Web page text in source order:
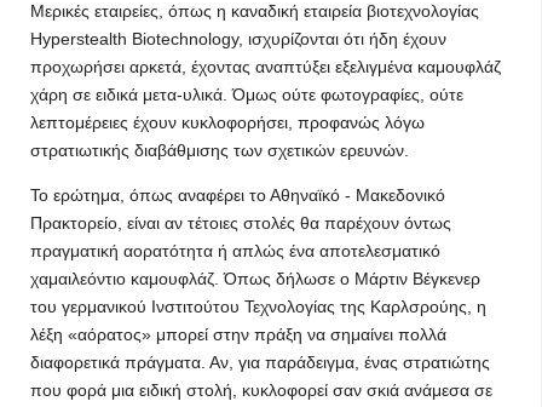
Μερικές εταιρείες, όπως η καναδική εταιρεία βιοτεχνολογίας
Hyperstealth Biotechnology, ισχυρίζονται ότι ήδη έχουν
προχωρήσει αρκετά, έχοντας αναπτύξει εξελιγμένα καμουφλάζ
χάρη σε ειδικά μετα-υλικά. Όμως ούτε φωτογραφίες, ούτε
λεπτομέρειες έχουν κυκλοφορήσει, προφανώς λόγω
στρατιωτικής διαβάθμισης των σχετικών ερευνών.
Το ερώτημα, όπως αναφέρει το Αθηναϊκό - Μακεδονικό
Πρακτορείο, είναι αν τέτοιες στολές θα παρέχουν όντως
πραγματική αορατότητα ή απλώς ένα αποτελεσματικό
χαμαιλεόντιο καμουφλάζ. Όπως δήλωσε ο Μάρτιν Βέγκενερ
του γερμανικού Ινστιτούτου Τεχνολογίας της Καρλσρούης, η
λέξη «αόρατος» μπορεί στην πράξη να σημαίνει πολλά
διαφορετικά πράγματα. Αν, για παράδειγμα, ένας στρατιώτης
που φορά μια ειδική στολή, κυκλοφορεί σαν σκιά ανάμεσα σε